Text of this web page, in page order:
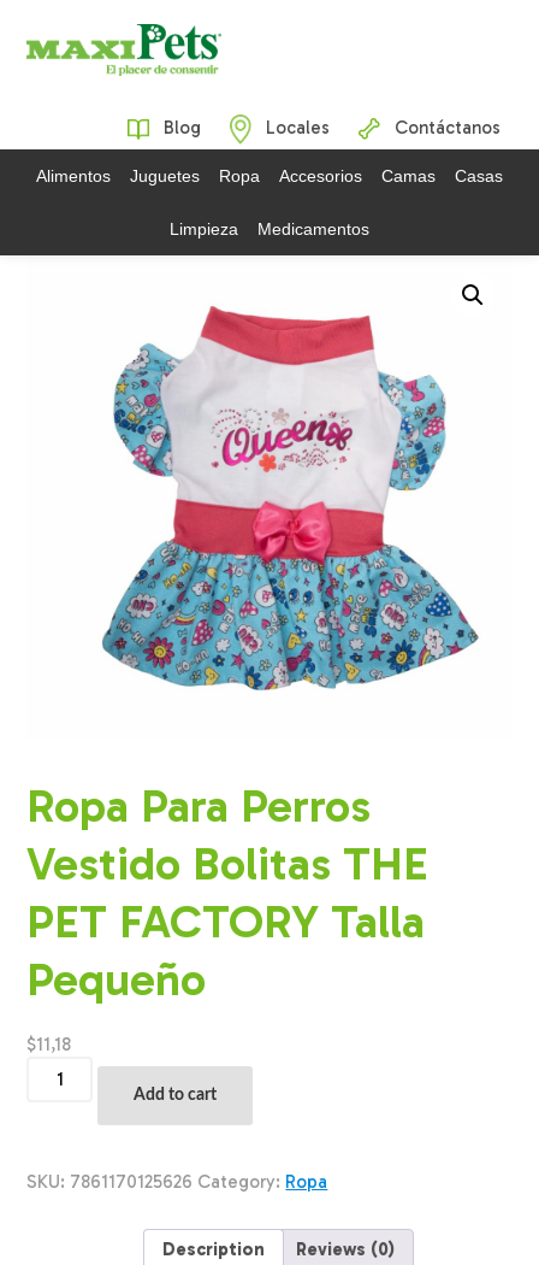
Blog Locales Contáctanos
Alimentos Juguetes Ropa Accesorios Camas Casas
Limpieza Medicamentos
Ropa Para Perros
Vestido Bolitas THE
PET FACTORY Talla
Pequeño
$11,18
Para
THE
Add to cart
SKU: 7861170125626 Category: Ropa
Description Reviews (0)